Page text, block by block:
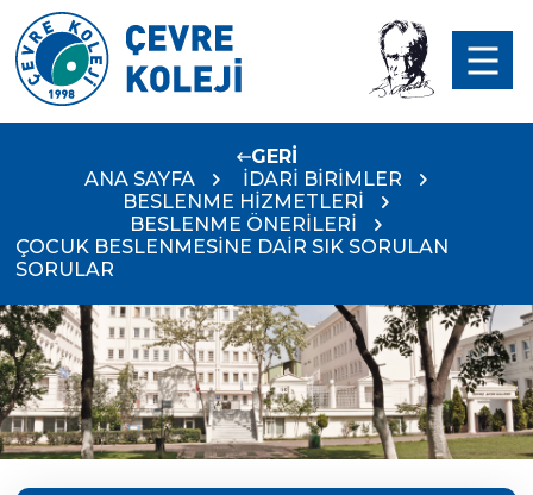
GERİ
ANA SAYFA
İDARİ BİRİMLER
BESLENME HİZMETLERİ
BESLENME ÖNERİLERİ
ÇOCUK BESLENMESİNE DAİR SIK SORULAN
SORULAR